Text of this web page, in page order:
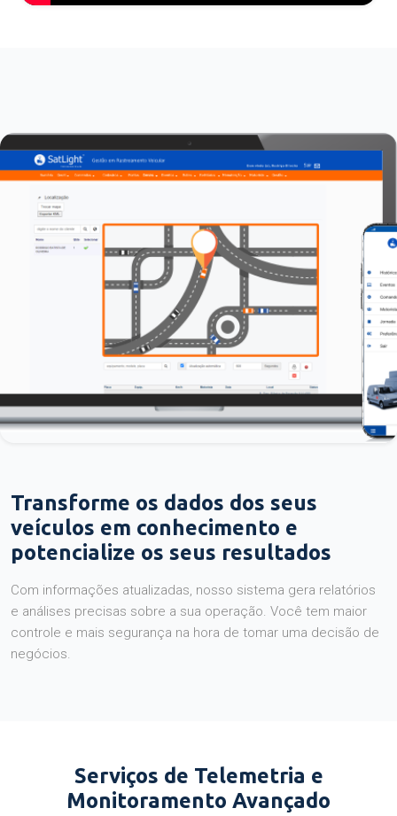
Transforme os dados dos seus
veículos em conhecimento e
potencialize os seus resultados
Com informações atualizadas, nosso sistema gera relatórios
e análises precisas sobre a sua operação. Você tem maior
controle e mais segurança na hora de tomar uma decisão de
negócios.
Serviços de Telemetria e
Monitoramento Avançado